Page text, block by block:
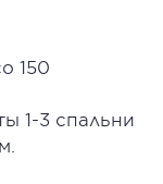
150
1-3 спальни